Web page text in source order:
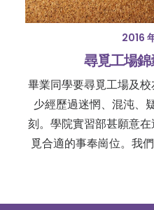
2016
尋覓工場
畢業同學要尋覓工場及
少經歷過迷惘、混沌、
刻。學院實習部甚願意
覓合適的事奉崗位。我